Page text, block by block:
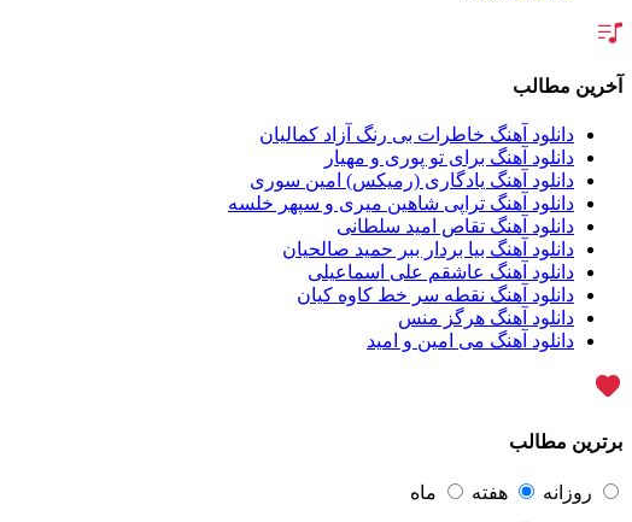
فریدون آسرایی
محسن ابراهیم زاده
سامان جلیلی 54
حجت اشرف زاده54
پازل بند54
بهنام علمشاهی54
امید جهان52
علی عبدالمالکی50
احسان خواجه امیری50
محمد علیزاده50
محسن یاحقی46
علیرضا قربانی45
ماکان بند45
عماد طالب زاده
مسعود صادقلو42
آخرین مطالب
دانلود آهنگ خاطرات بی رنگ آزاد کمالیان
دانلود آهنگ برای تو پوری و مهیار
دانلود آهنگ یادگاری (رمیکس) امین سوری
دانلود آهنگ تراپی شاهین میری و سپهر خلسه
دانلود آهنگ تقاص امید سلطانی
دانلود آهنگ بیا بردار ببر حمید صالحیان
دانلود آهنگ عاشقم علی اسماعیلی
دانلود آهنگ نقطه سر خط کاوه کیان
دانلود آهنگ هرگز منس
دانلود آهنگ می امین و امید
برترین مطالب
روزانه هفته ماه